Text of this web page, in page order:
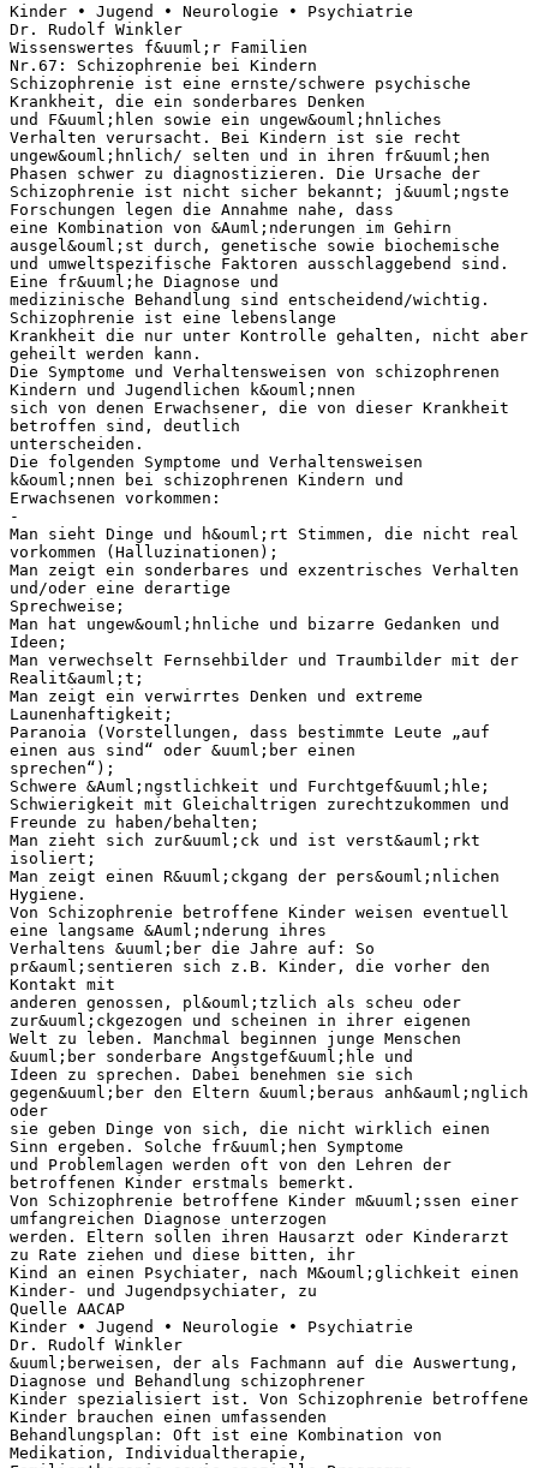
Kinder • Jugend • Neurologie • Psychiatrie
Dr. Rudolf Winkler
Wissenswertes f&uuml;r Familien
Nr.67: Schizophrenie bei Kindern
Schizophrenie ist eine ernste/schwere psychische
Krankheit, die ein sonderbares Denken
und F&uuml;hlen sowie ein ungew&ouml;hnliches
Verhalten verursacht. Bei Kindern ist sie recht
ungew&ouml;hnlich/ selten und in ihren fr&uuml;hen
Phasen schwer zu diagnostizieren. Die Ursache der
Schizophrenie ist nicht sicher bekannt; j&uuml;ngste
Forschungen legen die Annahme nahe, dass
eine Kombination von &Auml;nderungen im Gehirn
ausgel&ouml;st durch, genetische sowie biochemische
und umweltspezifische Faktoren ausschlaggebend sind.
Eine fr&uuml;he Diagnose und
medizinische Behandlung sind entscheidend/wichtig.
Schizophrenie ist eine lebenslange
Krankheit die nur unter Kontrolle gehalten, nicht aber
geheilt werden kann.
Die Symptome und Verhaltensweisen von schizophrenen
Kindern und Jugendlichen k&ouml;nnen
sich von denen Erwachsener, die von dieser Krankheit
betroffen sind, deutlich
unterscheiden.
Die folgenden Symptome und Verhaltensweisen
k&ouml;nnen bei schizophrenen Kindern und
Erwachsenen vorkommen:
-
Man sieht Dinge und h&ouml;rt Stimmen, die nicht real
vorkommen (Halluzinationen);
Man zeigt ein sonderbares und exzentrisches Verhalten
und/oder eine derartige
Sprechweise;
Man hat ungew&ouml;hnliche und bizarre Gedanken und
Ideen;
Man verwechselt Fernsehbilder und Traumbilder mit der
Realit&auml;t;
Man zeigt ein verwirrtes Denken und extreme
Launenhaftigkeit;
Paranoia (Vorstellungen, dass bestimmte Leute „auf
einen aus sind“ oder &uuml;ber einen
sprechen“);
Schwere &Auml;ngstlichkeit und Furchtgef&uuml;hle;
Schwierigkeit mit Gleichaltrigen zurechtzukommen und
Freunde zu haben/behalten;
Man zieht sich zur&uuml;ck und ist verst&auml;rkt
isoliert;
Man zeigt einen R&uuml;ckgang der pers&ouml;nlichen
Hygiene.
Von Schizophrenie betroffene Kinder weisen eventuell
eine langsame &Auml;nderung ihres
Verhaltens &uuml;ber die Jahre auf: So
pr&auml;sentieren sich z.B. Kinder, die vorher den
Kontakt mit
anderen genossen, pl&ouml;tzlich als scheu oder
zur&uuml;ckgezogen und scheinen in ihrer eigenen
Welt zu leben. Manchmal beginnen junge Menschen
&uuml;ber sonderbare Angstgef&uuml;hle und
Ideen zu sprechen. Dabei benehmen sie sich
gegen&uuml;ber den Eltern &uuml;beraus anh&auml;nglich
oder
sie geben Dinge von sich, die nicht wirklich einen
Sinn ergeben. Solche fr&uuml;hen Symptome
und Problemlagen werden oft von den Lehren der
betroffenen Kinder erstmals bemerkt.
Von Schizophrenie betroffene Kinder m&uuml;ssen einer
umfangreichen Diagnose unterzogen
werden. Eltern sollen ihren Hausarzt oder Kinderarzt
zu Rate ziehen und diese bitten, ihr
Kind an einen Psychiater, nach M&ouml;glichkeit einen
Kinder- und Jugendpsychiater, zu
Quelle AACAP
Kinder • Jugend • Neurologie • Psychiatrie
Dr. Rudolf Winkler
&uuml;berweisen, der als Fachmann auf die Auswertung,
Diagnose und Behandlung schizophrener
Kinder spezialisiert ist. Von Schizophrenie betroffene
Kinder brauchen einen umfassenden
Behandlungsplan: Oft ist eine Kombination von
Medikation, Individualtherapie,